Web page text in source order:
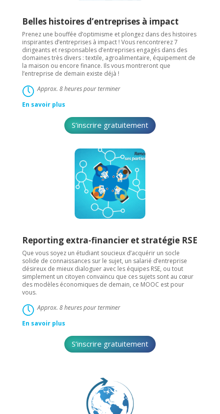
Belles histoires d’entreprises à impact
Prenez une bouffée d’optimisme et plongez dans des histoires
inspirantes d’entreprises à impact ! Vous rencontrerez 7
dirigeants et responsables d’entreprises engagés dans des
domaines très divers : textile, agroalimentaire, équipement de
la maison ou encore finance. Ils vous montreront que
l’entreprise de demain existe déjà !
Approx. 8 heures pour terminer
En savoir plus
S’inscrire gratuitement
Reporting extra-financier et stratégie RSE
Que vous soyez un étudiant soucieux d’acquérir un socle
solide de connaissances sur le sujet, un salarié d’entreprise
désireux de mieux dialoguer avec les équipes RSE, ou tout
simplement un citoyen convaincu que ces sujets sont au cœur
des modèles économiques de demain, ce MOOC est pour
vous.
Approx. 8 heures pour terminer
En savoir plus
S’inscrire gratuitement